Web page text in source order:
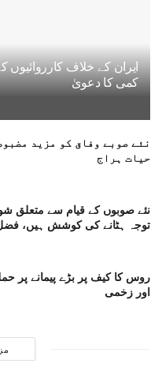
ایران کے خلاف کارروائیوں
کمی کا دعویٰ
نئے صوبے وفاق کو مزید
حیات ہراج
نئے صوبوں کے قیام سے متعلق
توجہ ہٹانے کی کوشش ہیں،
روس کا کیف پر بڑے پیمانے پر
اور زخمی